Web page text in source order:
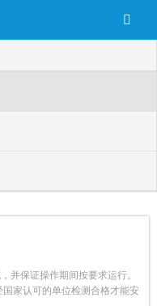
并保证操作期间按要求运行。
家认可的单位检测合格才能安